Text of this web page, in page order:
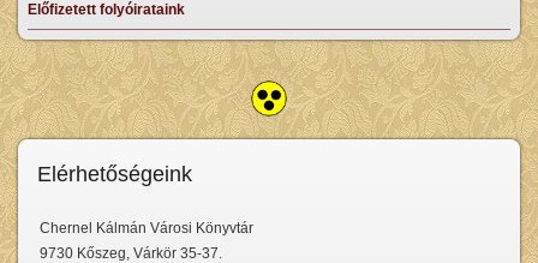
Előfizetett folyóirataink
Elérhetőségeink
Chernel Kálmán Városi Könyvtár
9730 Kőszeg, Várkör 35-37.